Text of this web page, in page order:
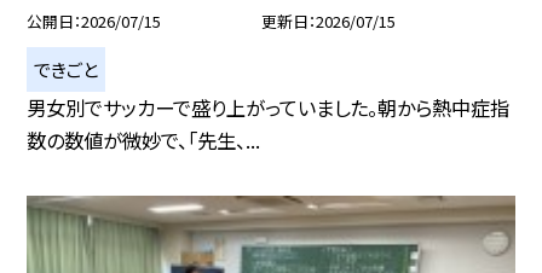
公開日 2026/07/15 更新日 2026/07/15
できごと
男女別でサッカーで盛り上がっていました。朝から熱中症指
数の数値が微妙で、「先生、...